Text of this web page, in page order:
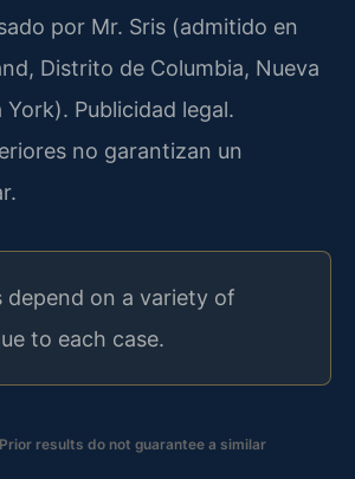
por Mr. Sris (admitido en
Distrito de Columbia, Nueva
Publicidad legal.
no garantizan un
depend on a variety of
to each case.
results do not guarantee a similar